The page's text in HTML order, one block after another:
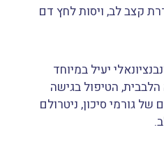
קצב לב, ויסות לחץ דם
יעיל במיוחד
הטיפול בגישה
גורמי סיכון, ניטרולם